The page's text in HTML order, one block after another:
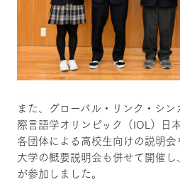
また、グローバル・リンク・シ
際言語学オリンピック（IOL）日
各団体による高校生向けの説明
大学の概要説明会も併せて開催
が参加しました。